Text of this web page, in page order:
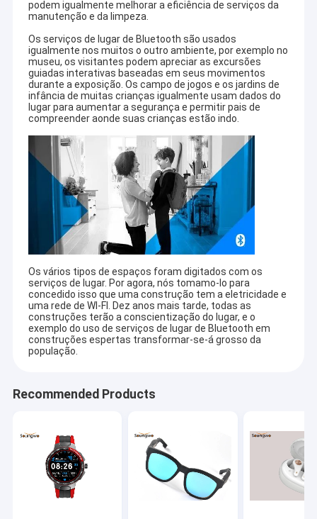
podem igualmente melhorar a eficiência de serviços da
manutenção e da limpeza.
Os serviços de lugar de Bluetooth são usados
igualmente nos muitos o outro ambiente, por exemplo no
museu, os visitantes podem apreciar as excursões
guiadas interativas baseadas em seus movimentos
durante a exposição. Os campo de jogos e os jardins de
infância de muitas crianças igualmente usam dados do
lugar para aumentar a segurança e permitir pais de
compreender aonde suas crianças estão indo.
Os vários tipos de espaços foram digitados com os
serviços de lugar. Por agora, nós tomamo-lo para
concedido isso que uma construção tem a eletricidade e
uma rede de WI-FI. Dez anos mais tarde, todas as
construções terão a conscientização do lugar, e o
exemplo do uso de serviços de lugar de Bluetooth em
construções espertas transformar-se-á grosso da
população.
Recommended Products